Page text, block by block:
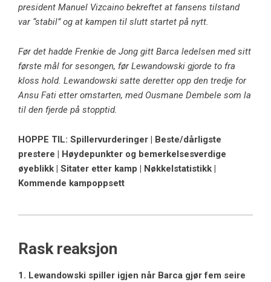
president Manuel Vizcaino bekreftet at fansens tilstand
var “stabil” og at kampen til slutt startet på nytt.
Før det hadde Frenkie de Jong gitt Barca ledelsen med sitt
første mål for sesongen, før Lewandowski gjorde to fra
kloss hold. Lewandowski satte deretter opp den tredje for
Ansu Fati etter omstarten, med Ousmane Dembele som la
til den fjerde på stopptid.
HOPPE TIL: Spillervurderinger | Beste/dårligste
prestere | Høydepunkter og bemerkelsesverdige
øyeblikk | Sitater etter kamp | Nøkkelstatistikk |
Kommende kampoppsett
Rask reaksjon
1. Lewandowski spiller igjen når Barca gjør fem seire